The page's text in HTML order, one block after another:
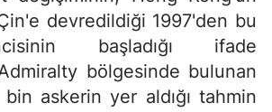
devredildiği 1997'den bu
başladığı ifade
bölgesinde bulunan
askerin yer aldığı tahmin